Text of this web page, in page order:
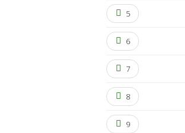
5
6
7
8
9